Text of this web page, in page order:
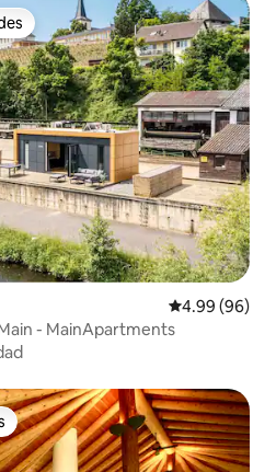
entre huéspedes
Calificación
4.99 (96)
- MainApartments